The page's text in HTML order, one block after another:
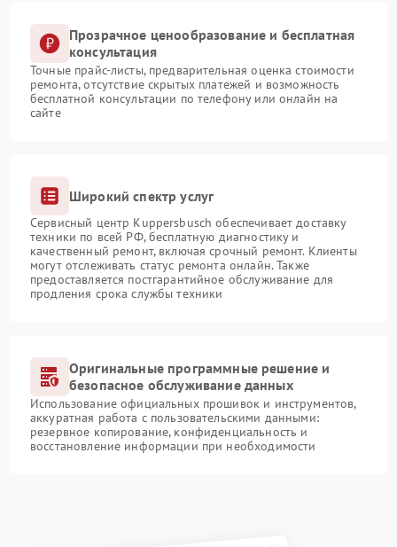
Прозрачное ценообразование и бесплатная
консультация
Точные прайс-листы, предварительная оценка стоимости
ремонта, отсутствие скрытых платежей и возможность
бесплатной консультации по телефону или онлайн на
сайте
Широкий спектр услуг
Сервисный центр Kuppersbusch обеспечивает доставку
техники по всей РФ, бесплатную диагностику и
качественный ремонт, включая срочный ремонт. Клиенты
могут отслеживать статус ремонта онлайн. Также
предоставляется постгарантийное обслуживание для
продления срока службы техники
Оригинальные программные решение и
безопасное обслуживание данных
Использование официальных прошивок и инструментов,
аккуратная работа с пользовательскими данными:
резервное копирование, конфиденциальность и
восстановление информации при необходимости